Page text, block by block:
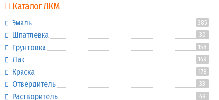
Каталог ЛКМ
Эмаль 385
Шпатлевка 30
Грунтовка 158
Лак 149
Краска 178
Отвердитель 33
Растворитель 49